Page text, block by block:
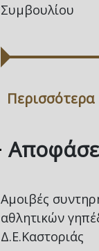
Συμβουλίου
Περισσότερα
Αμοιβές
αθλητικών
Δ.Ε.Καστοριάς